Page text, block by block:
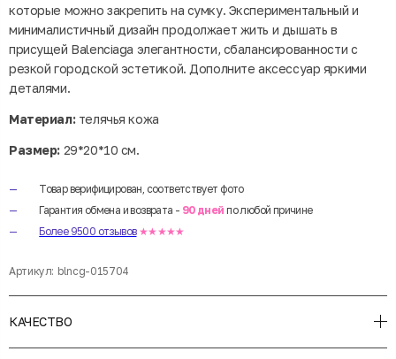
которые можно закрепить на сумку. Экспериментальный и
минималистичный дизайн продолжает жить и дышать в
присущей Balenciaga элегантности, сбалансированности с
резкой городской эстетикой. Дополните аксессуар яркими
деталями.
Материал: телячья кожа
Размер: 29*20*10 см.
Товар верифицирован, соответствует фото
Гарантия обмена и возврата - 90 дней по любой причине
Более 9500 отзывов ★★★★★
Артикул: blncg-015704
КАЧЕСТВО